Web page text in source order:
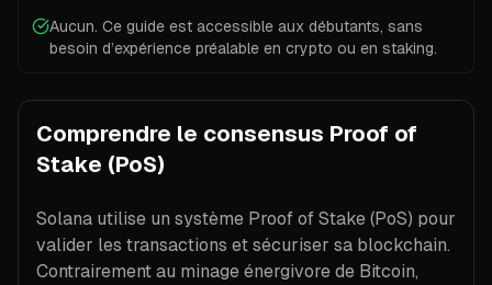
Aucun. Ce guide est accessible aux débutants, sans
besoin d’expérience préalable en crypto ou en staking.
Comprendre le consensus Proof of
Stake (PoS)
Solana utilise un système Proof of Stake (PoS) pour
valider les transactions et sécuriser sa blockchain.
Contrairement au minage énergivore de Bitcoin,